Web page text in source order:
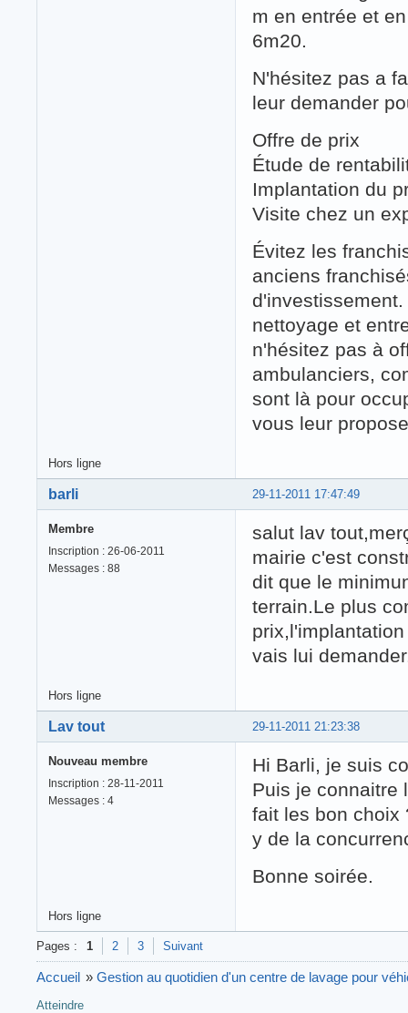
m en entrée et
6m20.
N'hésitez pas a
leur demander
Offre de prix
Étude de
Implantation du
Visite chez un
Évitez les
anciens
nettoyage et
n'hésitez pas à
ambulanciers,
sont là pour
vous leur
Hors ligne
29-11-2011 17:47:49
barli
Membre
Inscription : 26-06-2011
Messages : 88
salut lav
mairie c'est
dit que le
terrain.Le plus
vais lui
Hors ligne
29-11-2011 21:23:38
Lav tout
Nouveau membre
Inscription : 28-11-2011
Messages : 4
Hi Barli, je suis
Puis je connaitre
fait les bon choix
y de la
Bonne soirée.
Hors ligne
Pages : 1 2 3 Suivant
Accueil » Gestion au quotidien d'un centre de lavage pour
Atteindre